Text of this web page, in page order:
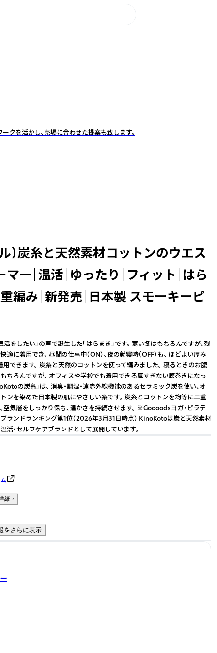
クを活かし、売場に合わせた提案も致します。
）炭糸と天然素材コットンのウエス
マー｜温活｜ゆったり｜フィット｜はら
重編み｜新発売｜日本製 スモーキーピ
活をしたい」の声で誕生した「はらまき」です。 寒い冬はもちろんですが、残
適に着用でき、 昼間の仕事中（ON）、夜の就寝時（OFF）も、 ほどよい厚み
用できます。 炭糸と天然のコットンを使って編みました。 寝るときのお腹
ちろんですが、 オフィスや学校でも着用できる厚すぎない腹巻きになっ
の炭糸」は、 消臭・調湿・遠赤外線機能のあるセラミック炭を使い、オ
ンを染めた日本製の肌にやさしい糸です。 炭糸とコットンを均等に二重
空気層をしっかり保ち、温かさを持続させます。 ※Goooodsヨガ・ピラテ
ランドランキング第1位（2026年3月31日時点） KinoKotoは炭と天然素材
活・セルフケアブランドとして展開しています。
細
をさらに表示